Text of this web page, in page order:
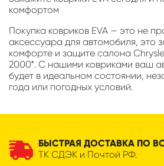
комфортом
Покупка ковриков EVA — это не
аксессуара для автомобиля, это
комфорте и защите салона
2000*. С нашими ковриками ваш
будет в идеальном состоянии,
года или погодных условий.
БЫСТРАЯ ДОСТАВКА ПО
ТК СДЭК и Почтой РФ.